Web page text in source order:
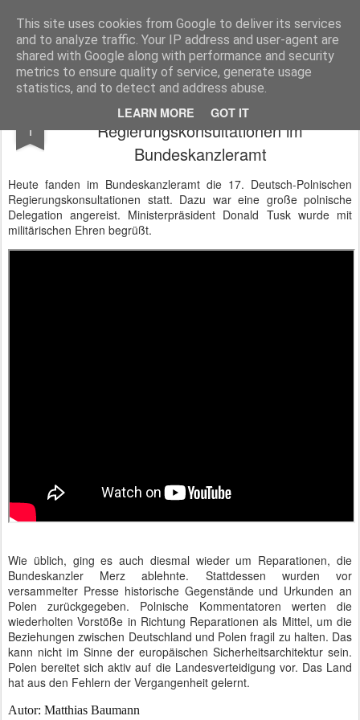
This site uses cookies from Google to deliver its services
and to analyze traffic. Your IP address and user-agent are
shared with Google along with performance and security
metrics to ensure quality of service, generate usage
statistics, and to detect and address abuse.
LEARN MORE GOT IT
BTB concept Media GmbH Presseberichte zu Bundespolitik, Diplomatie, Sicherheitspolitik, Wirtschaft, Fahrzeugtechnik und IT - Pressedienst, Fachartikel, Bildredaktion, O-Ton-Videos
1
17. Deutsch-Polnische
Regierungskonsultationen im
Bundeskanzleramt
Heute fanden im Bundeskanzleramt die 17. Deutsch-Polnischen
Regierungskonsultationen statt. Dazu war eine große polnische
Delegation angereist. Ministerpräsident Donald Tusk wurde mit
militärischen Ehren begrüßt.
Wie üblich, ging es auch diesmal wieder um Reparationen, die
Bundeskanzler Merz ablehnte. Stattdessen wurden vor
versammelter Presse historische Gegenstände und Urkunden an
Polen zurückgegeben. Polnische Kommentatoren werten die
wiederholten Vorstöße in Richtung Reparationen als Mittel, um die
Beziehungen zwischen Deutschland und Polen fragil zu halten. Das
kann nicht im Sinne der europäischen Sicherheitsarchitektur sein.
Polen bereitet sich aktiv auf die Landesverteidigung vor. Das Land
hat aus den Fehlern der Vergangenheit gelernt.
Autor: Matthias Baumann